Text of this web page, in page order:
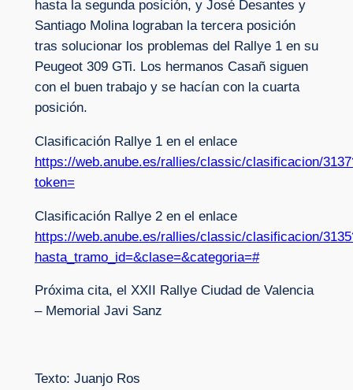
hasta la segunda posición, y José Desantes y
Santiago Molina lograban la tercera posición
tras solucionar los problemas del Rallye 1 en su
Peugeot 309 GTi. Los hermanos Casañ siguen
con el buen trabajo y se hacían con la cuarta
posición.
Clasificación Rallye 1 en el enlace
https://web.anube.es/rallies/classic/clasificacion/
token=
Clasificación Rallye 2 en el enlace
https://web.anube.es/rallies/classic/clasificacion/
hasta_tramo_id=&clase=&categoria=#
Próxima cita, el XXII Rallye Ciudad de Valencia
– Memorial Javi Sanz
Texto: Juanjo Ros